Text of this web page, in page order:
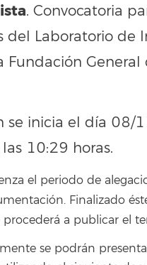
. Convocatoria
Laboratorio de
Fundación
se inicia el día 08/
10:29 horas.
el periodo de
Finalizado
procederá a publicar el
se podrán